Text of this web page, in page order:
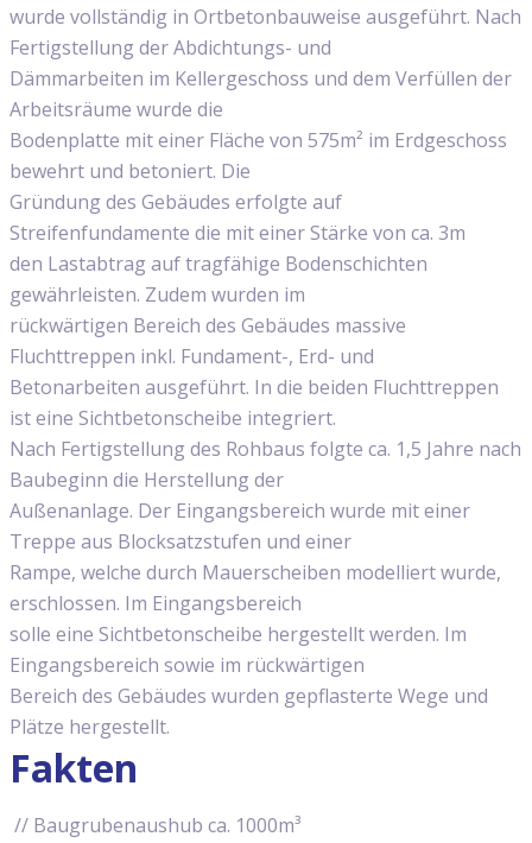
wurde vollständig in Ortbetonbauweise ausgeführt. Nach
Fertigstellung der Abdichtungs- und
Dämmarbeiten im Kellergeschoss und dem Verfüllen der
Arbeitsräume wurde die
Bodenplatte mit einer Fläche von 575m² im Erdgeschoss
bewehrt und betoniert. Die
Gründung des Gebäudes erfolgte auf
Streifenfundamente die mit einer Stärke von ca. 3m
den Lastabtrag auf tragfähige Bodenschichten
gewährleisten. Zudem wurden im
rückwärtigen Bereich des Gebäudes massive
Fluchttreppen inkl. Fundament-, Erd- und
Betonarbeiten ausgeführt. In die beiden Fluchttreppen
ist eine Sichtbetonscheibe integriert.
Nach Fertigstellung des Rohbaus folgte ca. 1,5 Jahre nach
Baubeginn die Herstellung der
Außenanlage. Der Eingangsbereich wurde mit einer
Treppe aus Blocksatzstufen und einer
Rampe, welche durch Mauerscheiben modelliert wurde,
erschlossen. Im Eingangsbereich
solle eine Sichtbetonscheibe hergestellt werden. Im
Eingangsbereich sowie im rückwärtigen
Bereich des Gebäudes wurden gepflasterte Wege und
Plätze hergestellt.
Fakten
Baugrubenaushub ca. 1000m³